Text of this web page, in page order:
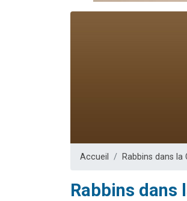
Accueil Rabbins dans la
Rabbins dans